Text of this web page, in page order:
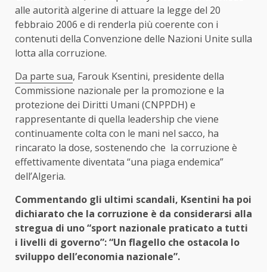
alle autorità algerine di attuare la legge del 20
febbraio 2006 e di renderla più coerente con i
contenuti della Convenzione delle Nazioni Unite sulla
lotta alla corruzione.
Da parte sua, Farouk Ksentini, presidente della
Commissione nazionale per la promozione e la
protezione dei Diritti Umani (CNPPDH) e
rappresentante di quella leadership che viene
continuamente colta con le mani nel sacco, ha
rincarato la dose, sostenendo che la corruzione è
effettivamente diventata “una piaga endemica”
dell’Algeria.
Commentando gli ultimi scandali, Ksentini ha poi
dichiarato che la corruzione è da considerarsi alla
stregua di uno “sport nazionale praticato a tutti
i livelli di governo”: “Un flagello che ostacola lo
sviluppo dell’economia nazionale”.